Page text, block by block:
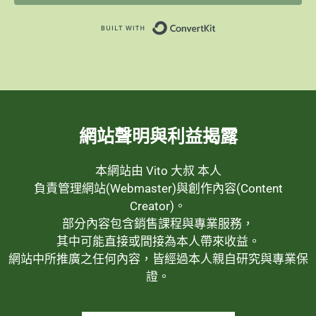
網站聲明與利益揭露
本網站由 Vito 大叔 本人
負責管理網站(Webmaster)與創作內容(Content
Creator)。
部分內容包含銷售課程與專業服務，
其中可能直接或間接為本人帶來收益。
網站中所推廣之任何內容，皆經過本人親自研究與專業保
證。